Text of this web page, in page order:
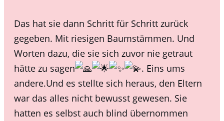
Das hat sie dann Schritt für Schritt zurück
gegeben. Mit riesigen Baumstämmen. Und
Worten dazu, die sie sich zuvor nie getraut
hätte zu sagen
. Eins ums
andere.Und es stellte sich heraus, den Eltern
war das alles nicht bewusst gewesen. Sie
hatten es selbst auch blind übernommen